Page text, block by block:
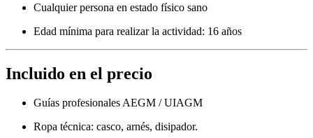
Cualquier persona en estado físico sano
Edad mínima para realizar la actividad: 16 años
Incluido en el precio
Guías profesionales AEGM / UIAGM
Ropa técnica: casco, arnés, disipador.